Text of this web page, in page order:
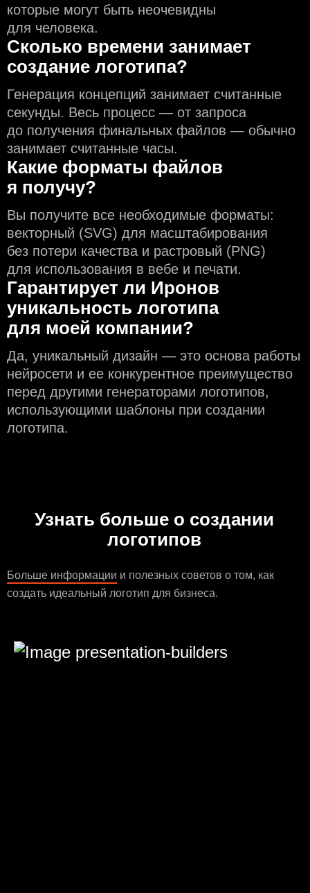
которые могут быть неочевидны
для человека.
Сколько времени занимает
создание логотипа?
Генерация концепций занимает считанные
секунды. Весь процесс — от запроса
до получения финальных файлов — обычно
занимает считанные часы.
Какие форматы файлов
я получу?
Вы получите все необходимые форматы:
векторный (SVG) для масштабирования
без потери качества и растровый (PNG)
для использования в вебе и печати.
Гарантирует ли Иронов
уникальность логотипа
для моей компании?
Да, уникальный дизайн — это основа работы
нейросети и еe конкурентное преимущество
перед другими генераторами логотипов,
использующими шаблоны при создании
логотипа.
Узнать больше о создании
логотипов
Больше информации и полезных советов о том, как
создать идеальный логотип для бизнеса.